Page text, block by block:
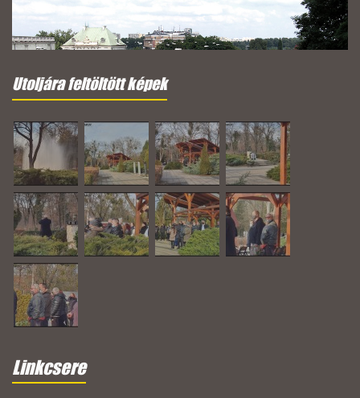
Utoljára feltöltött képek
Linkcsere